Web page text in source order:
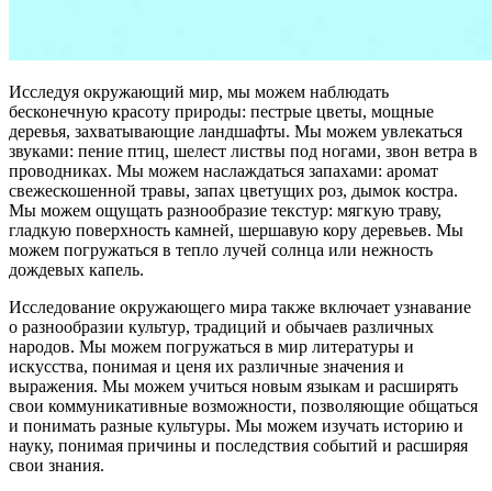
Исследуя окружающий мир, мы можем наблюдать
бесконечную красоту природы: пестрые цветы, мощные
деревья, захватывающие ландшафты. Мы можем увлекаться
звуками: пение птиц, шелест листвы под ногами, звон ветра в
проводниках. Мы можем наслаждаться запахами: аромат
свежескошенной травы, запах цветущих роз, дымок костра.
Мы можем ощущать разнообразие текстур: мягкую траву,
гладкую поверхность камней, шершавую кору деревьев. Мы
можем погружаться в тепло лучей солнца или нежность
дождевых капель.
Исследование окружающего мира также включает узнавание
о разнообразии культур, традиций и обычаев различных
народов. Мы можем погружаться в мир литературы и
искусства, понимая и ценя их различные значения и
выражения. Мы можем учиться новым языкам и расширять
свои коммуникативные возможности, позволяющие общаться
и понимать разные культуры. Мы можем изучать историю и
науку, понимая причины и последствия событий и расширяя
свои знания.